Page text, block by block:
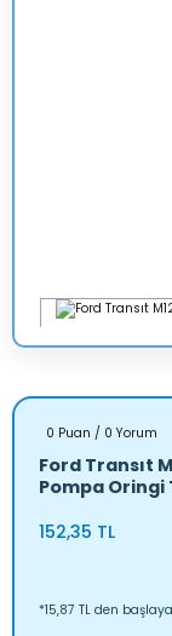
0 Puan / 0 Yorum
Ford Transıt
Pompa Oringi
152,35 TL
*15,87 TL den